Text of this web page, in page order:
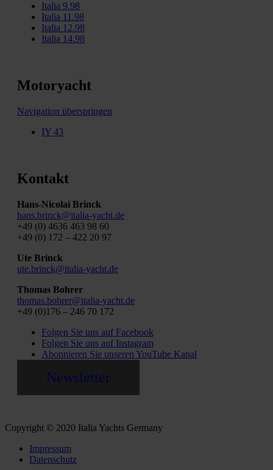
Italia 9.98
Italia 11.98
Italia 12.98
Italia 14.98
Motoryacht
Navigation überspringen
IY 43
Kontakt
Hans-Nicolai Brinck
hans.brinck@italia-yacht.de
+49 (0) 4636 463 98 60
+49 (0) 172 – 422 20 97
Ute Brinck
ute.brinck@italia-yacht.de
Thomas Bohrer
thomas.bohrer@italia-yacht.de
+49 (0)176 – 246 70 172
Folgen Sie uns auf Facebook
Folgen Sie uns auf Instagram
Abonnieren Sie unseren YouTube Kanal
Newsletter
Copyright © 2020 Italia Yachts Germany
Impressum
Datenschutz